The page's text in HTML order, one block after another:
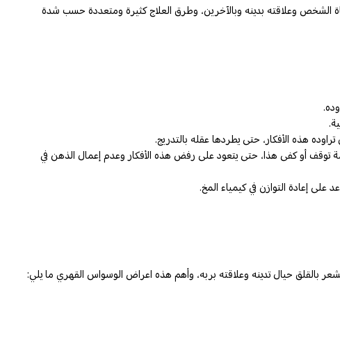
الشخص وعلاقته بدينه وبالآخرين، وطرق العلاج كثيرة ومتعددة حسب شدة
هذه الأفكار، حتى يطردها عقله بالتدريج.
توقف أو كفى هذا، حتى يتعود على رفض هذه الأفكار وعدم إعمال الذهن في
إعادة التوازن في كيمياء المخ.
بالقلق حيال تدينه وعلاقته بربه، وأهم هذه اعراض الوسواس القهري ما يلي: